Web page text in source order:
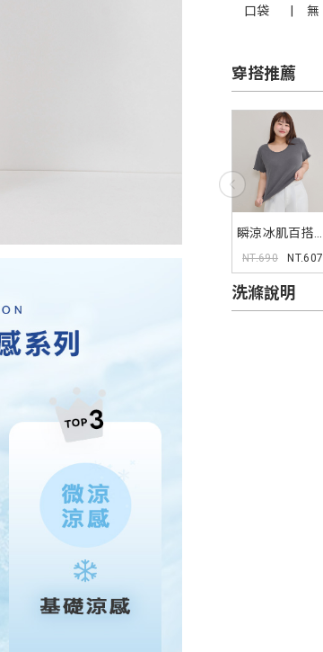
口袋
無
穿搭推薦
瞬涼冰肌百搭雲
朵棉圓領TEE
NT.690 NT.607
洗滌說明